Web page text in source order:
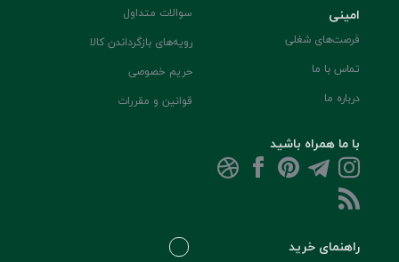
امینی
فرصت‌های شغلی
تماس با ما
درباره ما
با ما همراه باشید
سوالات متداول
رویه‌های بازگرداندن کالا
حریم خصوصی
قوانین و مقررات
راهنمای خرید